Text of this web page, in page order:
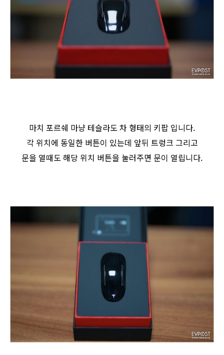
마치 포르쉐 마냥 테슬라도 차 형태의 키팝 입니다.
각 위치에 동일한 버튼이 있는데 앞뒤 트렁크 그리고
문을 열때도 해당 위치 버튼을 눌러주면 문이 열립니다.